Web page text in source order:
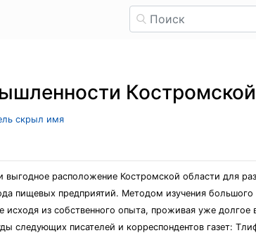
скрыл имя
выгодное расположение Костромской области для
пищевых предприятий. Методом изучения
исходя из собственного опыта, проживая уже
следующих писателей и корреспондентов газет: